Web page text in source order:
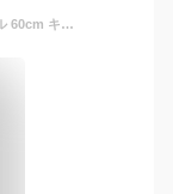
【送料無料 クーポンで1,184円】 ラップタオル 60cm キッズ 制菌 防臭 綿100％ 巻きタオル 子供 プールタオル 無地 清潔 抗菌 バスタオル 部屋干し まきタオル 男の子 女の子 お風呂 スイミング プール 名前タグ付 水遊び 水泳 吸水 幼稚園 小学校 日焼け対策 通園 通学